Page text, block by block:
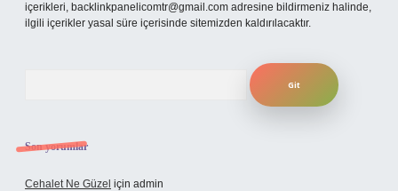
içerikleri, backlinkpanelicomtr@gmail.com adresine bildirmeniz halinde,
ilgili içerikler yasal süre içerisinde sitemizden kaldırılacaktır.
Son yorumlar
Cehalet Ne Güzel için admin